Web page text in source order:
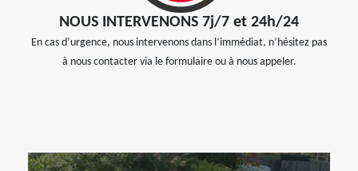
NOUS INTERVENONS 7j/7 et 24h/24
En cas d’urgence, nous intervenons dans l’immédiat, n’hésitez pas
à nous contacter via le formulaire ou à nous appeler.